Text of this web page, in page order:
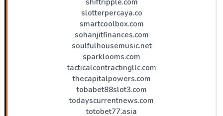
slotterpercaya.co
smartcoolbox.com
sohanjitfinances.com
soulfulhousemusic.net
sparklooms.com
tacticalcontractingllc.com
thecapitalpowers.com
tobabet88slot3.com
todayscurrentnews.com
totobet77.asia